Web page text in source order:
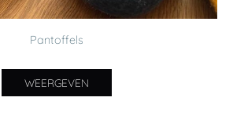
Pantoffels
WEERGEVEN